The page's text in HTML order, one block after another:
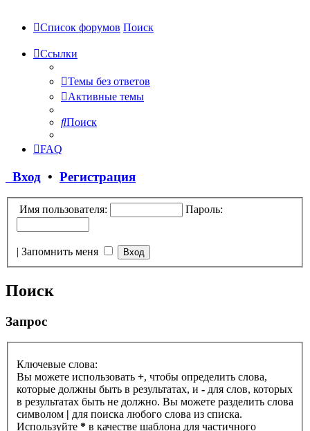
Список форумов Поиск
Ссылки
Темы без ответов
Активные темы
Поиск
FAQ
Вход • Регистрация
Имя пользователя: Пароль:
| Запомнить меня
Поиск
Запрос
Ключевые слова:
Вы можете использовать +, чтобы определить слова,
которые должны быть в результатах, и - для слов, которых
в результатах быть не должно. Вы можете разделить слова
символом | для поиска любого слова из списка.
Используйте * в качестве шаблона для частичного